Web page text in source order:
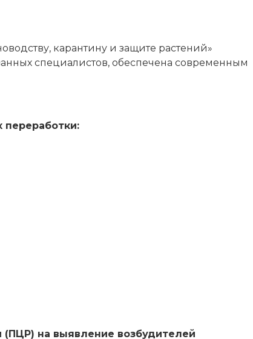
карантину и защите растений»
специалистов, обеспечена современным
переработки:
на выявление возбудителей